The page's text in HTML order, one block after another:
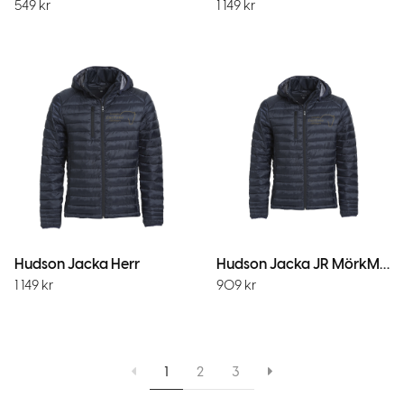
549 kr 1 149 kr
Hudson Jacka Herr
1 149 kr
Hudson Jacka JR MörkMarin
909 kr
1 2 3